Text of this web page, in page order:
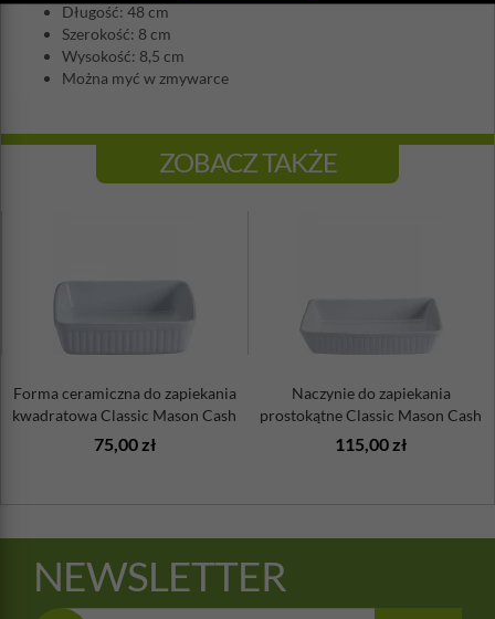
Długość: 48 cm
Szerokość: 8 cm
Wysokość: 8,5 cm
Można myć w zmywarce
ZOBACZ TAKŻE
Forma ceramiczna do zapiekania
kwadratowa Classic Mason Cash
75,00 zł
Naczynie do zapiekania
prostokątne Classic Mason Cash
115,00 zł
NEWSLETTER